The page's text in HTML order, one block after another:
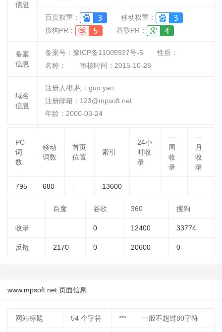
信息
百度权重：
移动权重：
搜狗PR：
谷歌PR：
备案
信息
备案号：豫ICP备11005937号-5
性质：
名称：
审核时间： 2015-10-28
域名
信息
注册人/机构：guo yan
注册邮箱：123@mpsoft.net
年龄：2000-03-24
PC
词
数
移动
词数
首页
位置
索引
24小
时收
录
一
周
收
录
一
月
收
录
795 680 - 13600
百度 谷歌 360 搜狗
收录 0 12400 33774
反链 2170 0 20600 0
www.mpsoft.net 页面信息
网站标题 54 个字符 *** 一般不超过80字符